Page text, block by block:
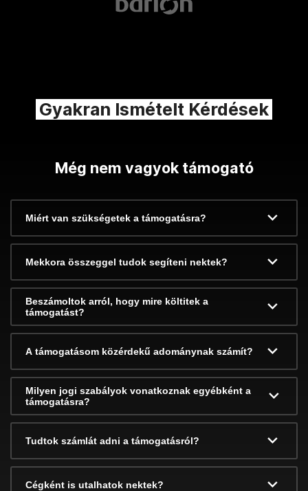
Gyakran Ismételt Kérdések
Még nem vagyok támogató
Miért van szükségetek a támogatásra?
Mekkora összeggel tudok segíteni nektek?
Beszámoltok arról, hogy mire költitek a
támogatást?
A támogatásom közérdekű adománynak számít?
Milyen jogi szabályok vonatkoznak egyébként a
támogatásra?
Tudtok számlát adni a támogatásról?
Cégként is utalhatok nektek?